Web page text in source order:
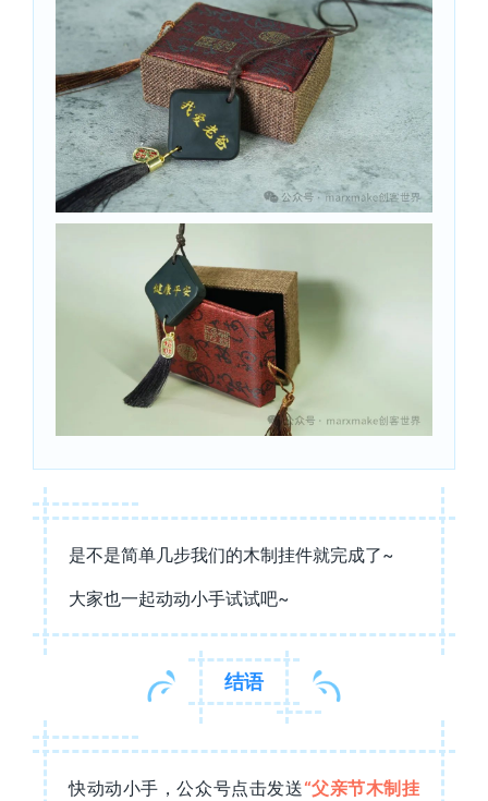
是不是简单几步我们的木制挂件就完成了~
大家也一起动动小手试试吧~
结语
快动动小手，公众号点击发送“父亲节木制挂